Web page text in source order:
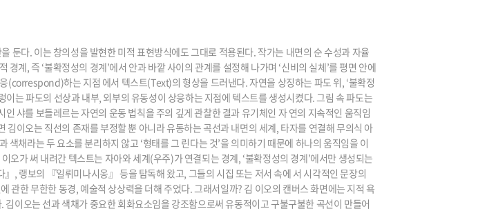
둔다. 이는 창의성을 발현한 미적 표현방식에도 그대로 적용된다. 작가는 내면의 순 수성과 자율
계, 즉 ‘불확정성의 경계’에서 안과 바깥 사이의 관계를 설정해 나가며 ‘신비의 실체’를 평면 안에
(correspond)하는 지점 에서 텍스트(Text)의 형상을 드러낸다. 자연을 상징하는 파도 위, ‘불확정
는 파도의 선상과 내부, 외부의 유동성이 상응하는 지점에 텍스트를 생성시켰다. 그림 속 파도는
샤를 보들레르는 자연의 운동 법칙을 주의 깊게 관찰한 결과 유기체인 자 연의 지속적인 움직임
이오는 직선의 존재를 부정할 뿐 아니라 유동하는 곡선과 내면의 세계, 타자를 연결해 무의식 아
채라는 두 요소를 분리하지 않고 ‘형태를 그 린다는 것’을 의미하기 때문에 하나의 움직임을 이
가 써 내려간 텍스트는 자아와 세계(우주)가 연결되는 경계, ‘불확정성의 경계’에서만 생성되는
, 랭보의 『일뤼미나시옹』 등을 탐독해 왔고, 그들의 시집 또는 저서 속에 서 시각적인 문장의
관한 무한한 동경, 예술적 상상력을 더해 주었다. 그래서일까? 김 이오의 캔버스 화면에는 지적 욕
이오는 선과 색채가 중요한 회화요소임을 강조함으로써 유동적이고 구불구불한 곡선이 만들어